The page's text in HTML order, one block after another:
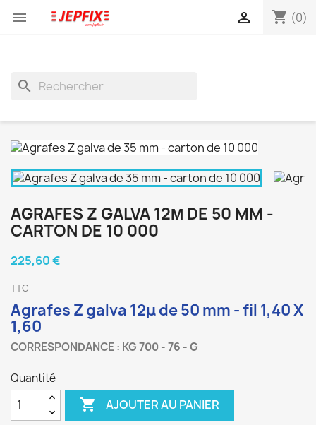
 shopping_cart (0)

search
AGRAFES Z GALVA 12Μ DE 50 MM -
CARTON DE 10 000
225,60 €
TTC
Agrafes Z galva 12μ de 50 mm - fil 1,40 X
1,60
CORRESPONDANCE : KG 700 - 76 - G
Quantité
 AJOUTER AU PANIER